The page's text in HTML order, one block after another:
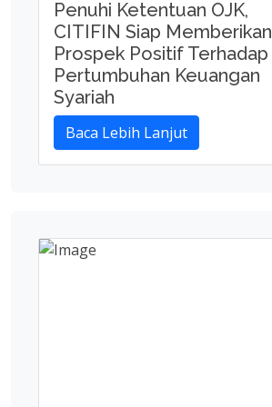
Penuhi Ketentuan OJK,
CITIFIN Siap Memberikan
Prospek Positif Terhadap
Pertumbuhan Keuangan
Syariah
Baca Lebih Lanjut